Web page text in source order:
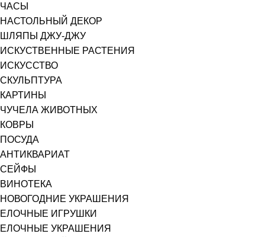
ЧАСЫ
НАСТОЛЬНЫЙ ДЕКОР
ШЛЯПЫ ДЖУ-ДЖУ
ИСКУСТВЕННЫЕ РАСТЕНИЯ
ИСКУССТВО
СКУЛЬПТУРА
КАРТИНЫ
ЧУЧЕЛА ЖИВОТНЫХ
КОВРЫ
ПОСУДА
АНТИКВАРИАТ
СЕЙФЫ
ВИНОТЕКА
НОВОГОДНИЕ УКРАШЕНИЯ
ЕЛОЧНЫЕ ИГРУШКИ
ЕЛОЧНЫЕ УКРАШЕНИЯ